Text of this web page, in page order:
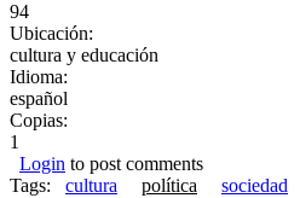
94
Ubicación:
cultura y educación
Idioma:
español
Copias:
1
Login to post comments
Tags:
cultura política sociedad